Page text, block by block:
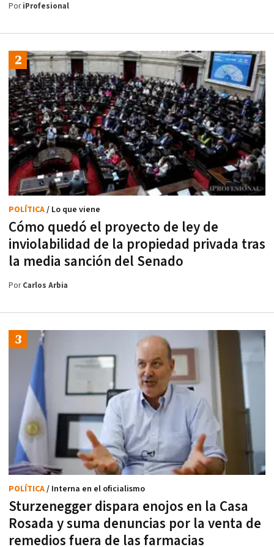
PoriProfesional
Cómo quedó el proyecto de ley de
inviolabilidad de la propiedad privada tras
la media sanción del Senado
POLÍTICA/ Lo que viene
PorCarlos Arbia
Sturzenegger dispara enojos en la Casa
Rosada y suma denuncias por la venta de
remedios fuera de las farmacias
POLÍTICA/ Interna en el oficialismo